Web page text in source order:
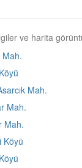
ve harita
Mah.
Mah.
Mah.
Mah.
Köyü